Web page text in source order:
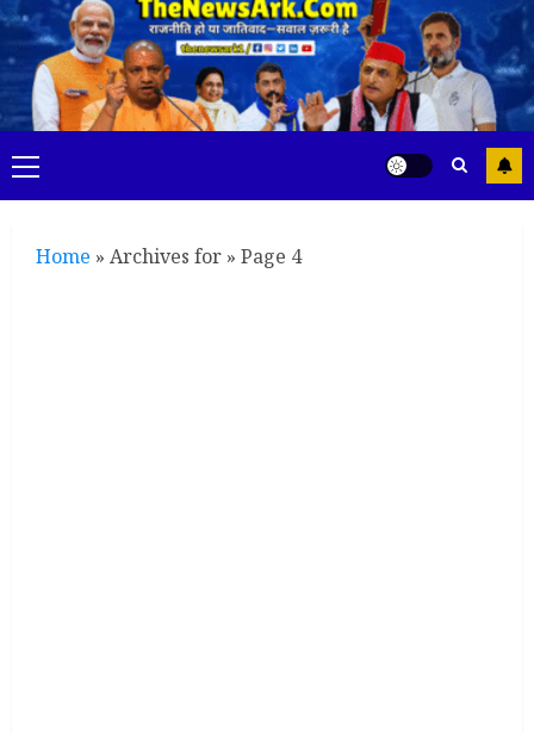
Skip
content
Primary
Menu
Home » Archives for » Page 4